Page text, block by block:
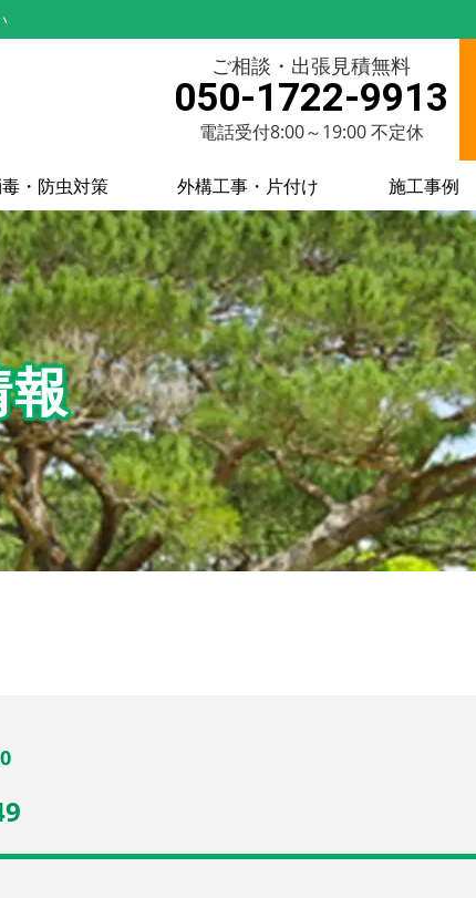
ご相談・出張見積無料
050-1722-9913
電話受付8:00～19:00 不定休
・防虫対策 外構工事・片付け 施工事例
報